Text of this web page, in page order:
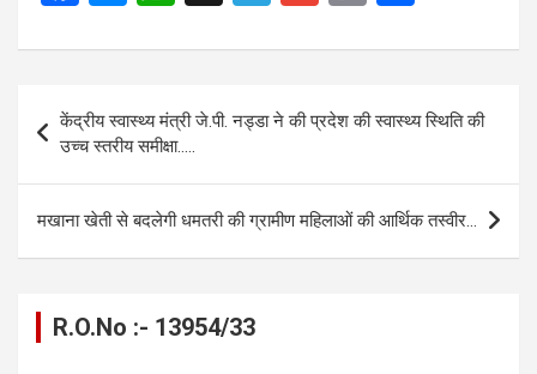
ce
b
o
o
k
se
g
er
at
s
A
p
p
e
gr
a
m
ail py
Li
n
k
ar
e
Post
navigation
केंद्रीय स्वास्थ्य मंत्री जे.पी. नड्डा ने की प्रदेश की स्वास्थ्य स्थिति की
उच्च स्तरीय समीक्षा…..
मखाना खेती से बदलेगी धमतरी की ग्रामीण महिलाओं की आर्थिक तस्वीर…
R.O.No :- 13954/33